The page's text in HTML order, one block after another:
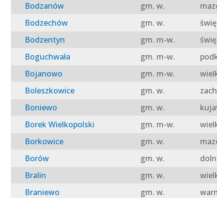
Bodzanów
gm. w.
Bodzechów
gm. w.
Bodzentyn
gm. m-w.
Boguchwała
gm. m-w.
Bojanowo
gm. m-w.
Boleszkowice
gm. w.
Boniewo
gm. w.
Borek Wielkopolski
gm. m-w.
Borkowice
gm. w.
Borów
gm. w.
Bralin
gm. w.
Braniewo
gm. w.